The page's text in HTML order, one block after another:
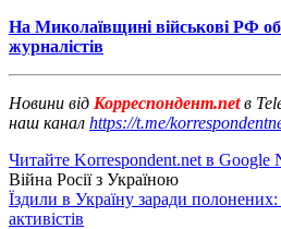
На Миколаївщині військові РФ
журналістів
Новини від Корреспондент.netв
наш канал https://t.me/
Читайте Korrespondent.net в Google
Війна Росії з Україною
Їздили в Україну заради
активістів